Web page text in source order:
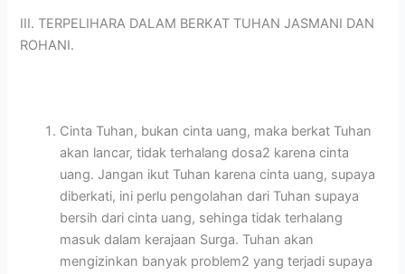
III. TERPELIHARA DALAM BERKAT TUHAN JASMANI DAN
ROHANI.
Cinta Tuhan, bukan cinta uang, maka berkat Tuhan
akan lancar, tidak terhalang dosa2 karena cinta
uang. Jangan ikut Tuhan karena cinta uang, supaya
diberkati, ini perlu pengolahan dari Tuhan supaya
bersih dari cinta uang, sehinga tidak terhalang
masuk dalam kerajaan Surga. Tuhan akan
mengizinkan banyak problem2 yang terjadi supaya